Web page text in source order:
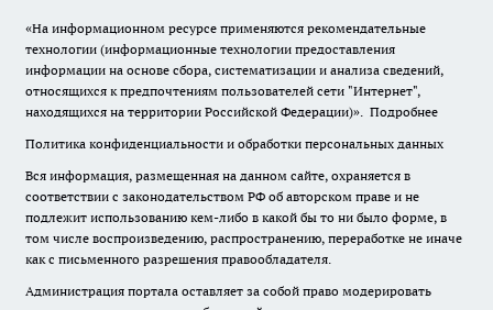
«На информационном ресурсе применяются рекомендательные
технологии (информационные технологии предоставления
информации на основе сбора, систематизации и анализа сведений,
относящихся к предпочтениям пользователей сети "Интернет",
находящихся на территории Российской Федерации)». Подробнее
Политика конфиденциальности и обработки персональных данных
Вся информация, размещенная на данном сайте, охраняется в
соответствии с законодательством РФ об авторском праве и не
подлежит использованию кем-либо в какой бы то ни было форме, в
том числе воспроизведению, распространению, переработке не иначе
как с письменного разрешения правообладателя.
Администрация портала оставляет за собой право модерировать